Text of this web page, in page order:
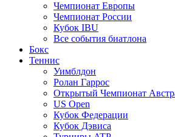
Чемпионат Европы
Чемпионат России
Кубок IBU
Все события биатлона
Бокс
Теннис
Уимблдон
Ролан Гаррос
Открытый Чемпионат
US Open
Кубок Федерации
Кубок Дэвиса